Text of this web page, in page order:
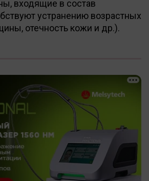
входящие в состав
устранению возрастных
отечность кожи и др.).